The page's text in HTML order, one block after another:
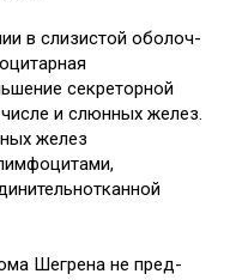
в слизистой оболоч-
секреторной
и слюнных желез.
желез
Шегрена не пред-